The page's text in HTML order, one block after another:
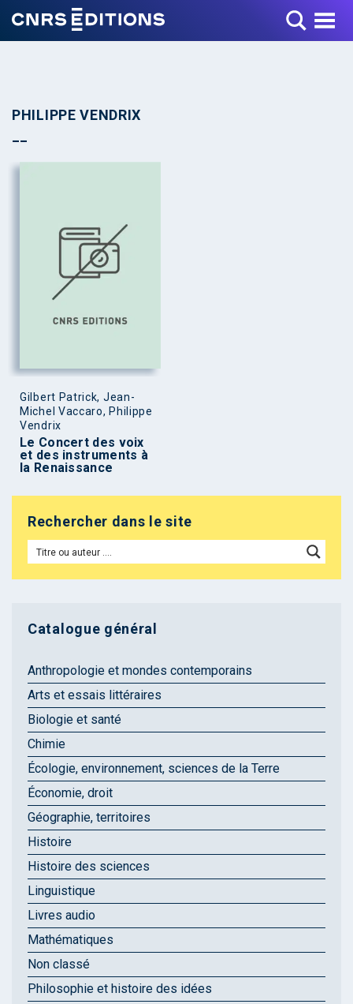
Toggle Menu
PHILIPPE VENDRIX
Gilbert Patrick, Jean-
Michel Vaccaro, Philippe
Vendrix
Le Concert des voix
et des instruments à
la Renaissance
Rechercher dans le site
Catalogue général
Anthropologie et mondes contemporains
Arts et essais littéraires
Biologie et santé
Chimie
Écologie, environnement, sciences de la Terre
Économie, droit
Géographie, territoires
Histoire
Histoire des sciences
Linguistique
Livres audio
Mathématiques
Non classé
Philosophie et histoire des idées